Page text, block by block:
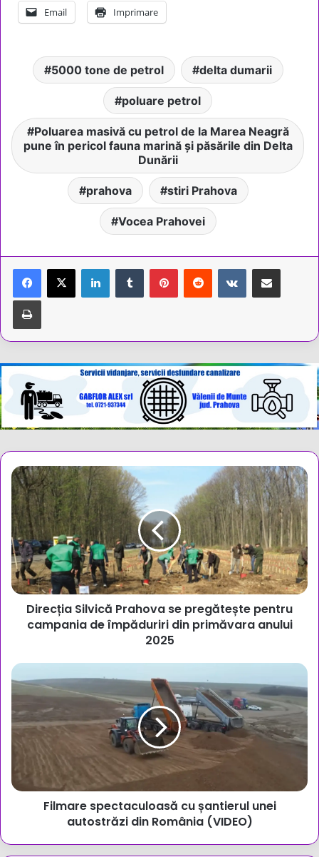
Email Imprimare
5000 tone de petrol delta dumarii
poluare petrol
Poluarea masivă cu petrol de la Marea Neagră
pune în pericol fauna marină și păsările din Delta
Dunării
prahova stiri Prahova
Vocea Prahovei
LinkedInTumblr PinterestReddit VKontakteShare via Email
Tipărește
Direcția
Silvică
Prahova
se
pregătește
pentru
campania
de
împăduriri
primăvara
Direcția Silvică Prahova se pregătește pentru
campania de împăduriri din primăvara anului
2025
Filmare
spectaculoasă
șantierul
unei
autostrăzi
România
(VIDEO)
Filmare spectaculoasă cu șantierul unei
autostrăzi din România (VIDEO)